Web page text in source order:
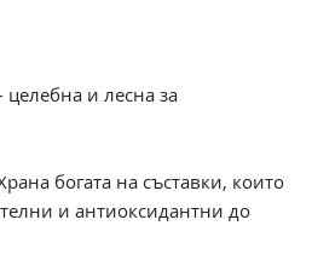
целебна и лесна за
богата на съставки, които
и антиоксидантни до